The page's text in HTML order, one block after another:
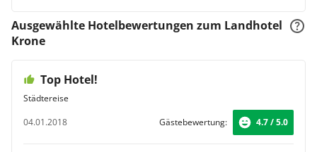
Ausgewählte Hotelbewertungen zum Landhotel
Krone
Top Hotel!
Städtereise
04.01.2018
Gästebewertung: 4.7 / 5.0